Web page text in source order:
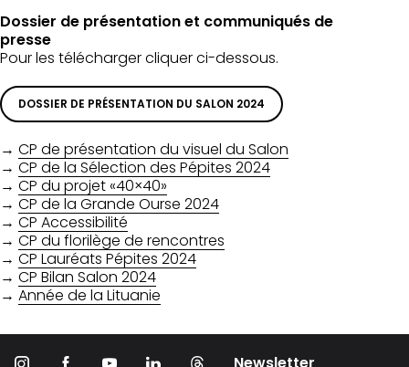
Dossier de présentation et communiqués de
presse
Pour les télécharger cliquer ci-dessous.
DOSSIER DE PRÉSENTATION DU SALON 2024
→ CP de présentation du visuel du Salon
→ CP de la Sélection des Pépites 2024
→ CP du projet «40×40»
→ CP de la Grande Ourse 2024
→ CP Accessibilité
→ CP du florilège de rencontres
→ CP Lauréats Pépites 2024
→ CP Bilan Salon 2024
→ Année de la Lituanie